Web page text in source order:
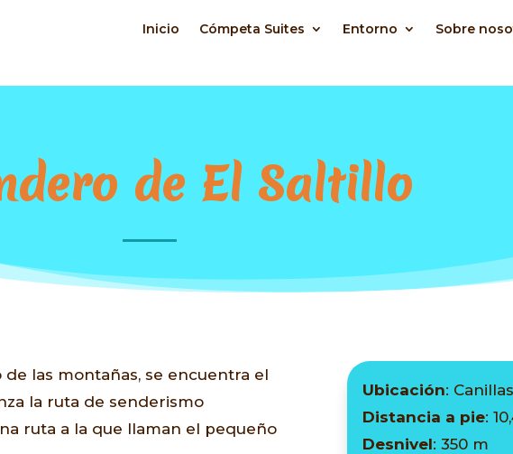
Inicio Cómpeta Suites Entorno Sobre
de El Saltillo
las montañas, se encuentra el
la ruta de senderismo
ruta a la que llaman el pequeño
Ubicación:
Distancia a pie:
Desnivel: 350 m